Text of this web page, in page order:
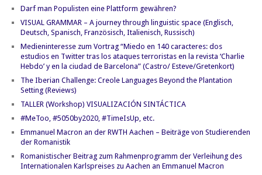
Darf man Populisten eine Plattform gewähren?
VISUAL GRAMMAR – A journey through linguistic space (Englisch,
Deutsch, Spanisch, Französisch, Italienisch, Russisch)
Medieninteresse zum Vortrag “Miedo en 140 caracteres: dos
estudios en Twitter tras los ataques terroristas en la revista ‘Charlie
Hebdo’ y en la ciudad de Barcelona” (Castro/ Esteve/Gretenkort)
The Iberian Challenge: Creole Languages Beyond the Plantation
Setting (Reviews)
TALLER (Workshop) VISUALIZACIÓN SINTÁCTICA
#MeToo, #5050by2020, #TimeIsUp, etc.
Emmanuel Macron an der RWTH Aachen – Beiträge von Studierenden
der Romanistik
Romanistischer Beitrag zum Rahmenprogramm der Verleihung des
Internationalen Karlspreises zu Aachen an Emmanuel Macron